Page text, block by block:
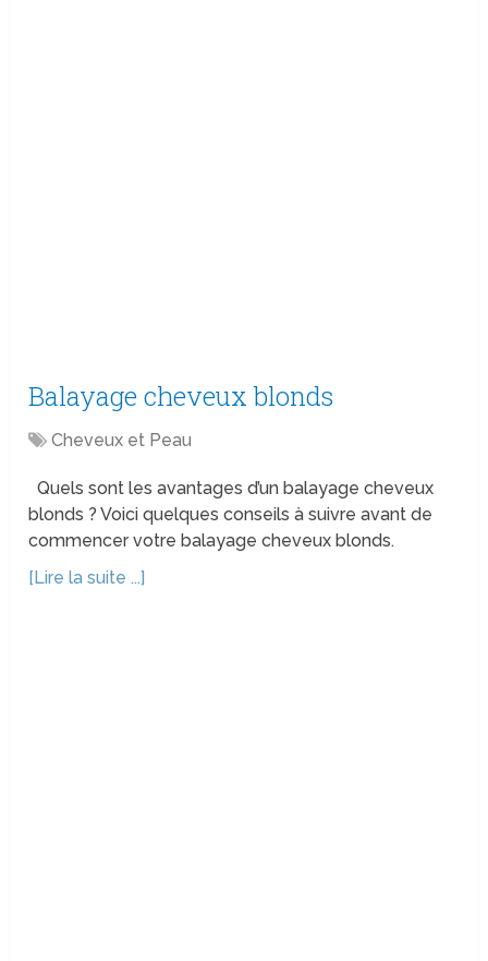
Balayage cheveux blonds
Cheveux et Peau
Quels sont les avantages d’un balayage cheveux
blonds ? Voici quelques conseils à suivre avant de
commencer votre balayage cheveux blonds.
[Lire la suite ...]